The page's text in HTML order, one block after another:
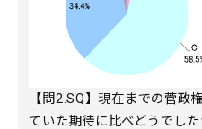
【問2.SQ】現在までの菅政
ていた期待に比べどうでし